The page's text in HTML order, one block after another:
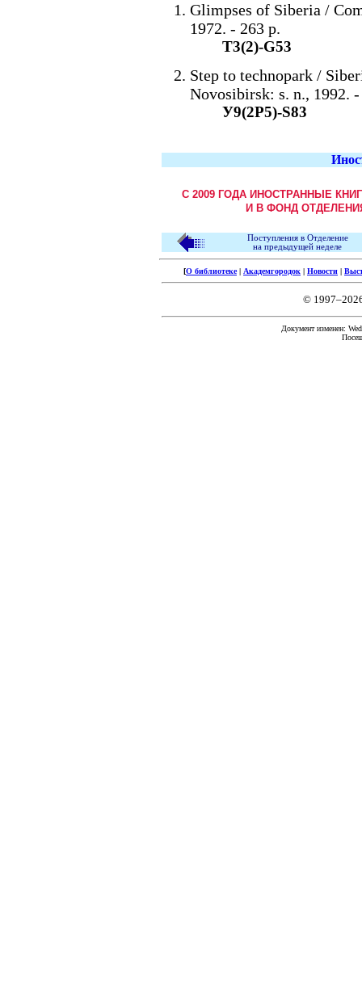
Glimpses of Siberia /
1972. - 263 p.
Т3(2)-G53
Step to technopark /
Novosibirsk: s. n., 1992.
У9(2Р5)-S83
С 2009 ГОДА ИНОСТРАННЫЕ
И В ФОНД
Поступления в Отделение
на предыдущей неделе
[О библиотеке| Академгородок | Новости |
©
Документ изменен: